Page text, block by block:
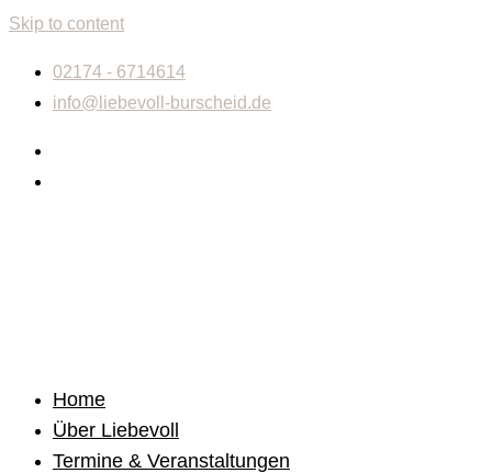
Skip to content
02174 - 6714614
info@liebevoll-burscheid.de
Home
Über Liebevoll
Termine & Veranstaltungen